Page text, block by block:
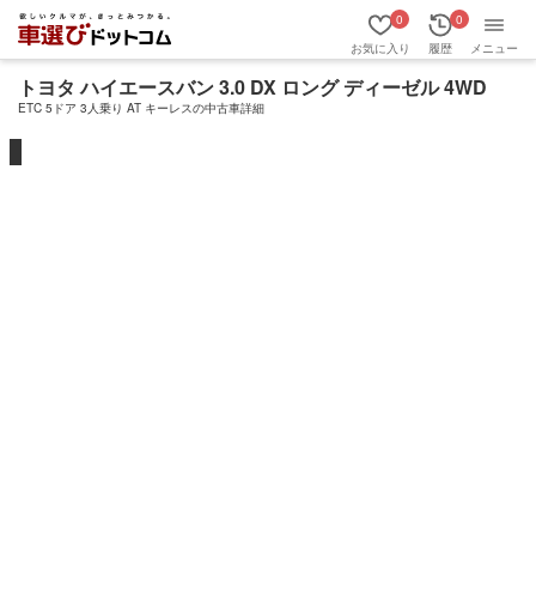
お気に入り
0
履歴
0
メニュー
トヨタ ハイエースバン 3.0 DX ロング ディーゼル 4WD
ETC 5ドア 3人乗り AT キーレスの中古車詳細